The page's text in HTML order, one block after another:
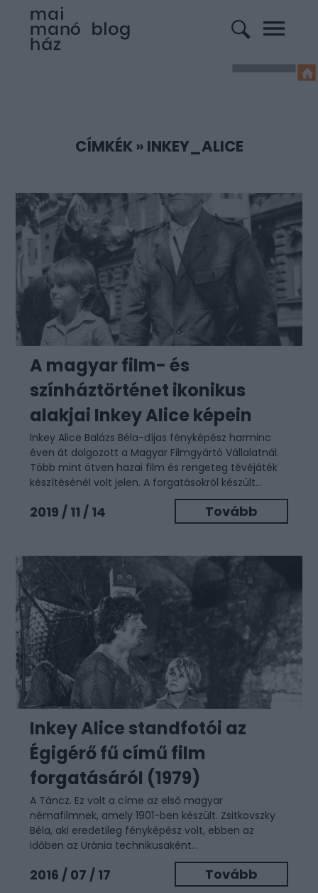
CÍMKÉK» INKEY_ALICE
A magyar film- és
színháztörténet ikonikus
alakjai Inkey Alice képein
Inkey Alice Balázs Béla-díjas fényképész harminc
éven át dolgozott a Magyar Filmgyártó Vállalatnál.
Több mint ötven hazai film és rengeteg tévéjáték
készítésénél volt jelen. A forgatásokról készült...
2019 / 11 / 14 Tovább
Inkey Alice standfotói az
Égigérő fű című film
forgatásáról (1979)
A Táncz. Ez volt a címe az első magyar
némafilmnek, amely 1901-ben készült. Zsitkovszky
Béla, aki eredetileg fényképész volt, ebben az
időben az Uránia technikusaként...
2016 / 07 / 17 Tovább